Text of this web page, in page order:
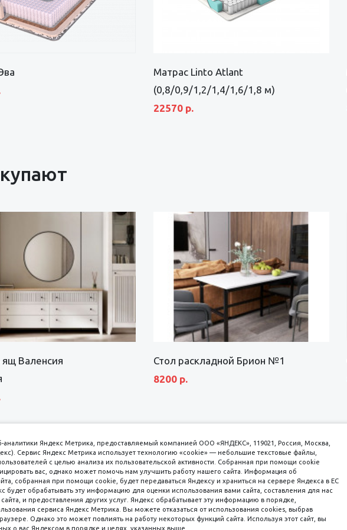
Матрас Linto Atlant
(0,8/0,9/1,2/1,4/1,6/1,8 м)
22570 р.
Валенсия
Стол раскладной Брион №1
8200 р.
к оплате пл. Соляная, 6, стр. 16
8 (3822) 60-70-30
аналитики Яндекс Метрика, предоставляемый компанией ООО «ЯНДЕКС», 119021, Россия, Москва,
Сервис Яндекс Метрика использует технологию «cookie» — небольшие текстовые файлы,
с целью анализа их пользовательской активности. Собранная при помощи cookie
вас, однако может помочь нам улучшить работу нашего сайта. Информация об
собранная при помощи cookie, будет передаваться Яндексу и храниться на сервере Яндекса в ЕС
будет обрабатывать эту информацию для оценки использования вами сайта, составления для нас
и предоставления других услуг. Яндекс обрабатывает эту информацию в порядке,
сервиса Яндекс Метрика. Вы можете отказаться от использования cookies, выбрав
Однако это может повлиять на работу некоторых функций сайта. Используя этот сайт, вы
о вас Яндексом в порядке и целях, указанных выше.